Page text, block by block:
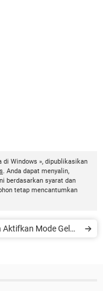
di Windows », dipublikasikan
. Anda dapat menyalin,
berdasarkan syarat dan
tetap mencantumkan
Aktifkan Mode Gelap